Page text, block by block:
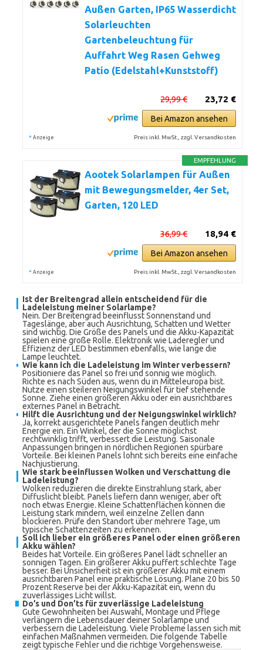
Außen Garten, IP65 Wasserdicht
Solarleuchten
Gartenbeleuchtung für
Auffahrt Weg Rasen Gehweg
Patio (Edelstahl+Kunststoff)
23,72 €
29,99 €
Bei Amazon ansehen
* Anzeige Preis inkl. MwSt., zzgl. Versandkosten
EMPFEHLUNG
Aootek Solarlampen für Außen
mit Bewegungsmelder, 4er Set,
Garten, 120 LED
18,94 €
36,99 €
Bei Amazon ansehen
* Anzeige Preis inkl. MwSt., zzgl. Versandkosten
Ist der Breitengrad allein entscheidend für die
Ladeleistung meiner Solarlampe?
Nein. Der Breitengrad beeinflusst Sonnenstand und
Tageslänge, aber auch Ausrichtung, Schatten und Wetter
sind wichtig. Die Größe des Panels und die Akku-Kapazität
spielen eine große Rolle. Elektronik wie Laderegler und
Effizienz der LED bestimmen ebenfalls, wie lange die
Lampe leuchtet.
Wie kann ich die Ladeleistung im Winter verbessern?
Positioniere das Panel so frei und sonnig wie möglich.
Richte es nach Süden aus, wenn du in Mitteleuropa bist.
Nutze einen steileren Neigungswinkel für tief stehende
Sonne. Ziehe einen größeren Akku oder ein ausrichtbares
externes Panel in Betracht.
Hilft die Ausrichtung und der Neigungswinkel wirklich?
Ja, korrekt ausgerichtete Panels fangen deutlich mehr
Energie ein. Ein Winkel, der die Sonne möglichst
rechtwinklig trifft, verbessert die Leistung. Saisonale
Anpassungen bringen in nördlichen Regionen spürbare
Vorteile. Bei kleinen Panels lohnt sich bereits eine einfache
Nachjustierung.
Wie stark beeinflussen Wolken und Verschattung die
Ladeleistung?
Wolken reduzieren die direkte Einstrahlung stark, aber
Diffuslicht bleibt. Panels liefern dann weniger, aber oft
noch etwas Energie. Kleine Schattenflächen können die
Leistung stark mindern, weil einzelne Zellen dann
blockieren. Prüfe den Standort über mehrere Tage, um
typische Schattenzeiten zu erkennen.
Soll ich lieber ein größeres Panel oder einen größeren
Akku wählen?
Beides hat Vorteile. Ein größeres Panel lädt schneller an
sonnigen Tagen. Ein größerer Akku puffert schlechte Tage
besser. Bei Unsicherheit ist ein größerer Akku mit einem
ausrichtbaren Panel eine praktische Lösung. Plane 20 bis 50
Prozent Reserve bei der Akku-Kapazität ein, wenn du
zuverlässiges Licht willst.
Do’s und Don’ts für zuverlässige Ladeleistung
Gute Gewohnheiten bei Auswahl, Montage und Pflege
verlängern die Lebensdauer deiner Solarlampe und
verbessern die Ladeleistung. Viele Probleme lassen sich mit
einfachen Maßnahmen vermeiden. Die folgende Tabelle
zeigt typische Fehler und die richtige Vorgehensweise.